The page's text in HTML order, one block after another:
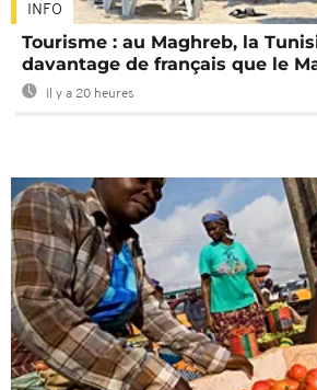
INFO
Tourisme : au Maghreb, la
davantage de français que le
Il y a 20 heures